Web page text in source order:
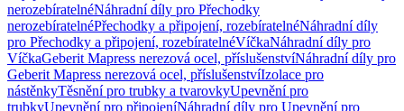
nerozebíratelnéNáhradní díly pro Přechodky
nerozebíratelnéPřechodky a připojení, rozebíratelnéNáhradní díly
pro Přechodky a připojení, rozebíratelnéVíčkaNáhradní díly pro
VíčkaGeberit Mapress nerezová ocel, příslušenstvíNáhradní díly pro
Geberit Mapress nerezová ocel, příslušenstvíIzolace pro
nástěnkyTěsnění pro trubky a tvarovkyUpevnění pro
trubkyUpevnění pro připojeníNáhradní díly pro Upevnění pro